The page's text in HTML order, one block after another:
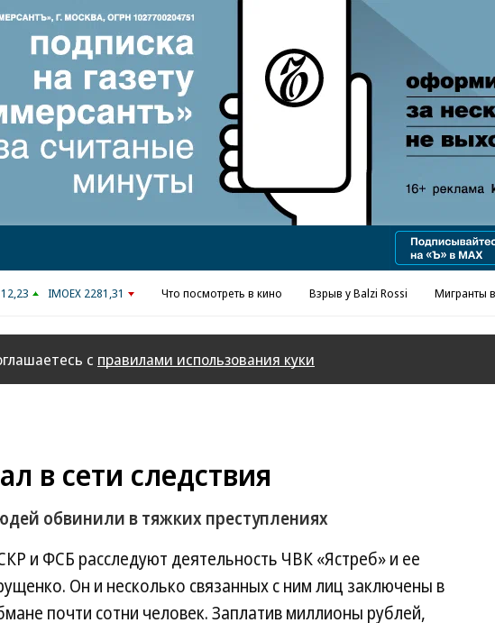
Реклама в «Ъ» www.kommersant.ru/ad
IMOEX 2281,31 Что посмотреть в кино Взрыв у Balzi Rossi Мигранты
с правилами использования куки
в сети следствия
обвинили в тяжких преступлениях
и ФСБ расследуют деятельность ЧВК «Ястреб» и ее
Он и несколько связанных с ним лиц заключены в
почти сотни человек. Заплатив миллионы рублей,